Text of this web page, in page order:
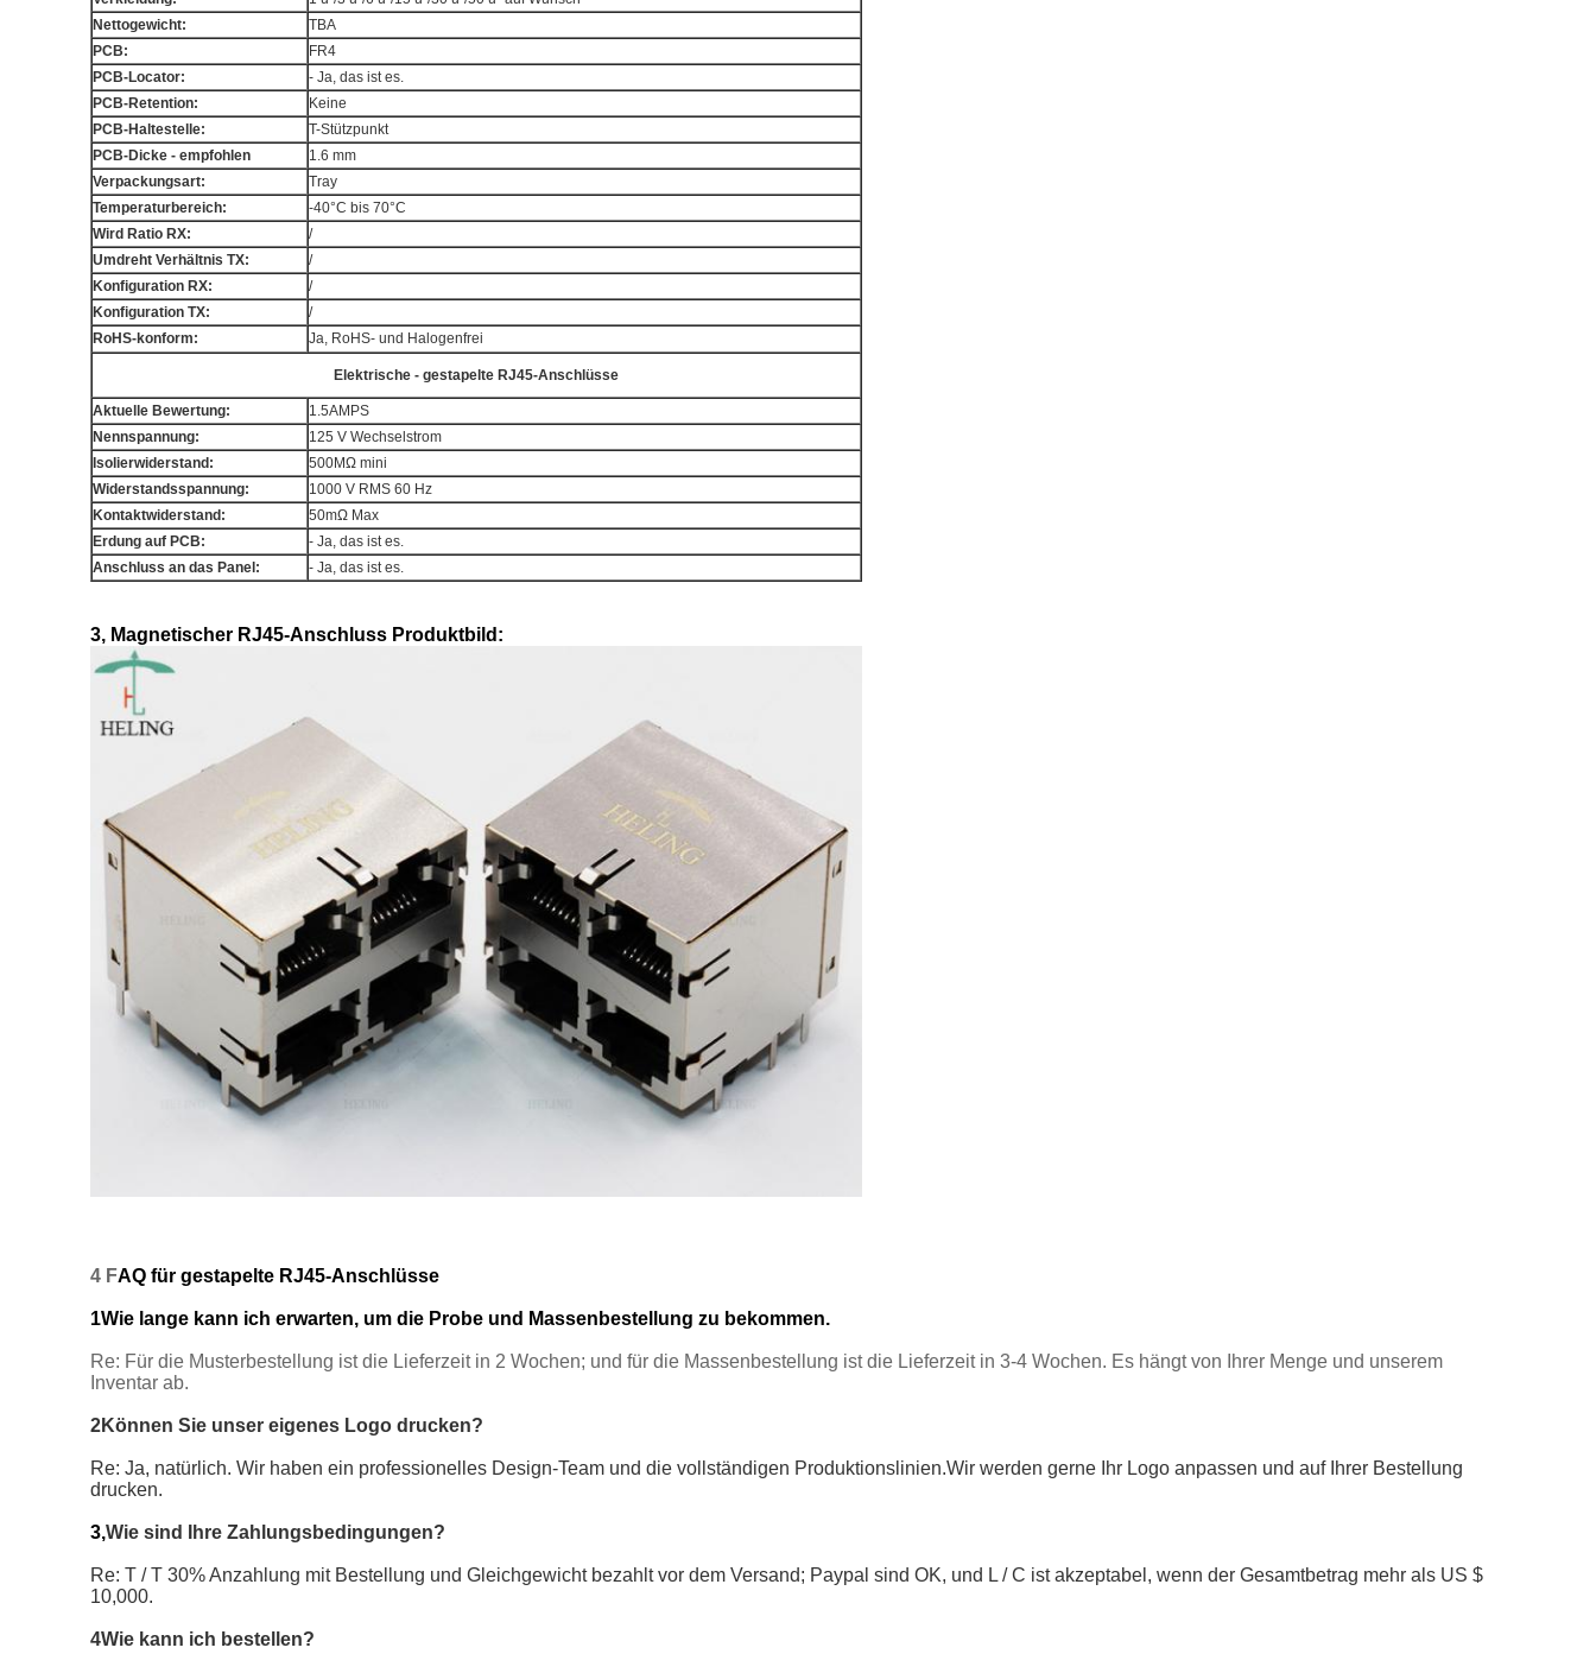
Nettogewicht:
TBA
PCB:
FR4
PCB-Locator:
- Ja, das ist es.
PCB-Retention:
Keine
PCB-Haltestelle:
T-Stützpunkt
PCB-Dicke - empfohlen
1.6 mm
Verpackungsart:
Tray
Temperaturbereich:
-40°C bis 70°C
Wird Ratio RX:
/
Umdreht Verhältnis TX:
/
Konfiguration RX:
/
Konfiguration TX:
/
RoHS-konform:
Ja, RoHS- und Halogenfrei
Elektrische - gestapelte RJ45-Anschlüsse
Aktuelle Bewertung:
1.5AMPS
Nennspannung:
125 V Wechselstrom
Isolierwiderstand:
500MΩ mini
Widerstandsspannung:
1000 V RMS 60 Hz
Kontaktwiderstand:
50mΩ Max
Erdung auf PCB:
- Ja, das ist es.
Anschluss an das Panel:
- Ja, das ist es.
3, Magnetischer RJ45-Anschluss Produktbild:
4 FAQ für gestapelte RJ45-Anschlüsse
1Wie lange kann ich erwarten, um die Probe und Massenbestellung zu bekommen.
Re: Für die Musterbestellung ist die Lieferzeit in 2 Wochen; und für die Massenbestellung ist die Lieferzeit in 3-4 Wochen. Es hängt von Ihrer Menge und unserem
Inventar ab.
2Können Sie unser eigenes Logo drucken?
Re: Ja, natürlich. Wir haben ein professionelles Design-Team und die vollständigen Produktionslinien.Wir werden gerne Ihr Logo anpassen und auf Ihrer Bestellung
drucken.
3,Wie sind Ihre Zahlungsbedingungen?
Re: T / T 30% Anzahlung mit Bestellung und Gleichgewicht bezahlt vor dem Versand; Paypal sind OK, und L / C ist akzeptabel, wenn der Gesamtbetrag mehr als US $
10,000.
4Wie kann ich bestellen?